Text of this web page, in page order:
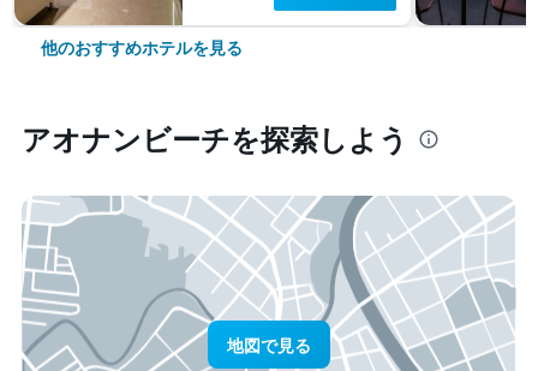
他のおすすめホテルを見る
アオナンビーチ​を探索しよう
地図で見る